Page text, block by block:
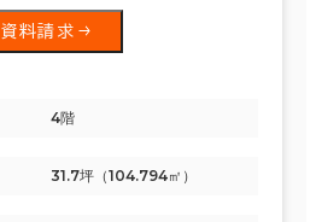
資料請求
4階
31.7坪（104.794㎡）